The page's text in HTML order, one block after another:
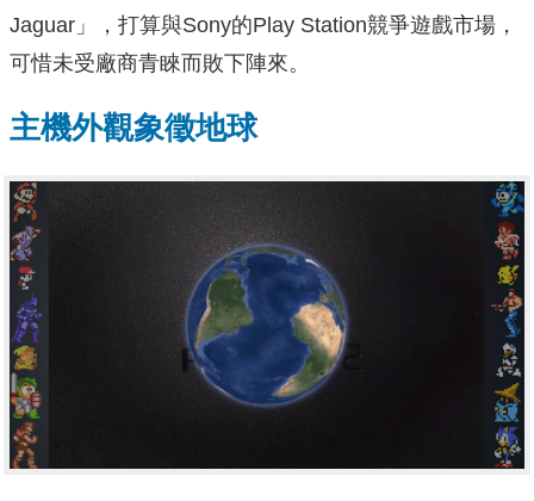
Jaguar」，打算與Sony的Play Station競爭遊戲市場，
可惜未受廠商青睞而敗下陣來。
主機外觀象徵地球